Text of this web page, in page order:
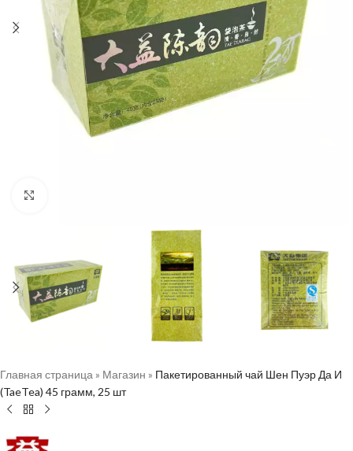
Главная страница » Магазин » Пакетированный чай Шен Пуэр Да И
(TaeTea) 45 грамм, 25 шт